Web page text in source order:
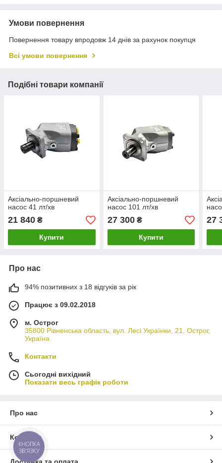
Умови повернення
Повернення товару впродовж 14 днів за рахунок покупця
Всі умови повернення
Подібні товари компанії
Аксіально-поршневий
насос 41 лт/хв
21 840 ₴
Купити
Аксіально-поршневий
насос 101 лт/хв
27 300₴
Купити
27
Про нас
94% позитивних з 18 відгуків за рік
Працює з 09.02.2018
м. Острог
35800 Рівненська область, вул. Лесі Українки, 21, Острог,
Україна
Контакти
Сьогодні вихідний
Показати весь графік роботи
Про нас
Контакти
КНОПКА
ЗВ'ЯЗКУ